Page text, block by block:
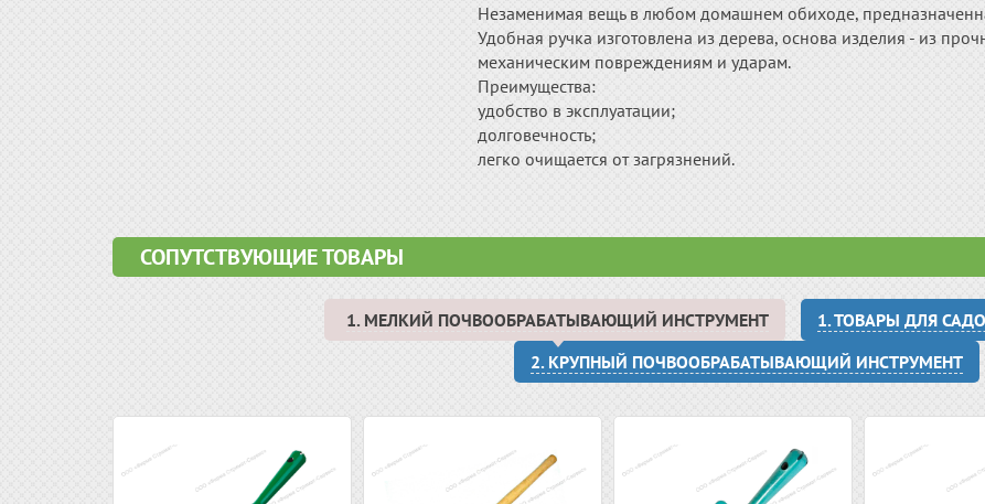
Незаменимая вещь в любом домашнем обиходе,
Удобная ручка изготовлена из дерева, основа изделия - из
механическим повреждениям и ударам.
Преимущества:
удобство в эксплуатации;
долговечность;
легко очищается от загрязнений.
СОПУТСТВУЮЩИЕ ТОВАРЫ
1. МЕЛКИЙ ПОЧВООБРАБАТЫВАЮЩИЙ ИНСТРУМЕНТ
1. ТОВАРЫ ДЛЯ
2. КРУПНЫЙ ПОЧВООБРАБАТЫВАЮЩИЙ ИНСТРУМЕНТ